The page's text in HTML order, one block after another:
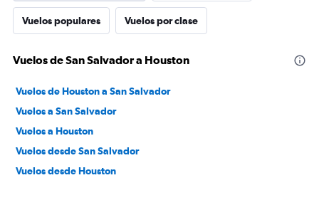
Vuelos populares Vuelos por clase
Vuelos de San Salvador a Houston
Vuelos de Houston a San Salvador
Vuelos a San Salvador
Vuelos a Houston
Vuelos desde San Salvador
Vuelos desde Houston